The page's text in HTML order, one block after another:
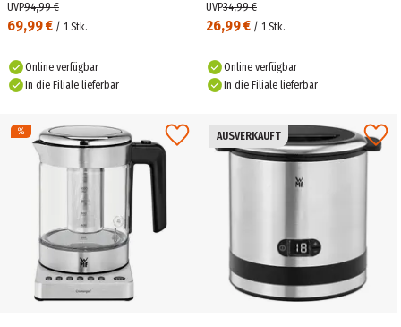
69,99 € / 1 Stk.
UVP94,99 €
Online verfügbar
In die Filiale lieferbar
26,99 € / 1 Stk.
UVP34,99 €
Online verfügbar
In die Filiale lieferbar
AUSVERKAUFT